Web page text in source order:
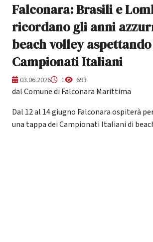
Falconara: Brasili e
ricordano gli anni
beach volley
Campionati Italiani
03.06.2026 1 693
dal Comune di Falconara Marittima
Dal 12 al 14 giugno Falconara ospiterà
una tappa dei Campionati Italiani di